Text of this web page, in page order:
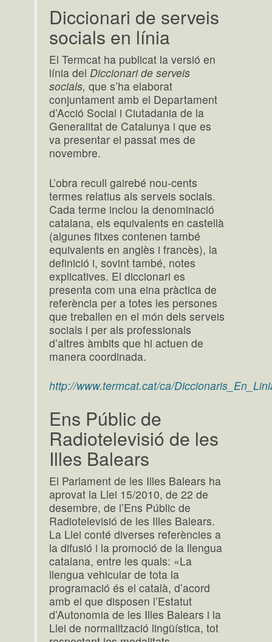
Diccionari de serveis
socials en línia
El Termcat ha publicat la versió en
línia delDiccionari de serveis
socials, que s’ha elaborat
conjuntament amb el Departament
d’Acció Social i Ciutadania de la
Generalitat de Catalunya i que es
va presentar el passat mes de
novembre.
L’obra recull gairebé nou-cents
termes relatius als serveis socials.
Cada terme inclou la denominació
catalana, els equivalents en castellà
(algunes fitxes contenen també
equivalents en anglès i francès), la
definició i, sovint també, notes
explicatives. El diccionari es
presenta com una eina pràctica de
referència per a totes les persones
que treballen en el món dels serveis
socials i per als professionals
d’altres àmbits que hi actuen de
manera coordinada.
http://www.termcat.cat/ca/
Ens Públic de
Radiotelevisió de les
Illes Balears
El Parlament de les Illes Balears ha
aprovat la Llei 15/2010, de 22 de
desembre, de l’Ens Públic de
Radiotelevisió de les Illes Balears.
La Llei conté diverses referències a
la difusió i la promoció de la llengua
catalana, entre les quals: «La
llengua vehicular de tota la
programació és el català, d’acord
amb el que disposen l’Estatut
d’Autonomia de les Illes Balears i la
Llei de normalització lingüística, tot